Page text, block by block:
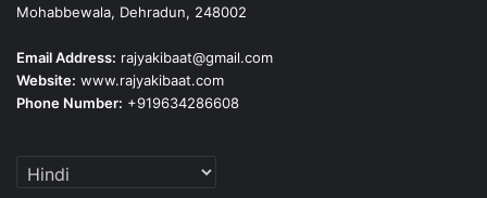
Mohabbewala, Dehradun, 248002
Email Address: rajyakibaat@gmail.com
Website: www.rajyakibaat.com
Phone Number: +919634286608